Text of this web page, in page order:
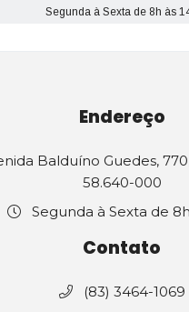
Segunda à Sexta de 8h às
Endereço
Balduíno Guedes,
58.640-000
Segunda à Sexta de
Contato
(83) 3464-1069